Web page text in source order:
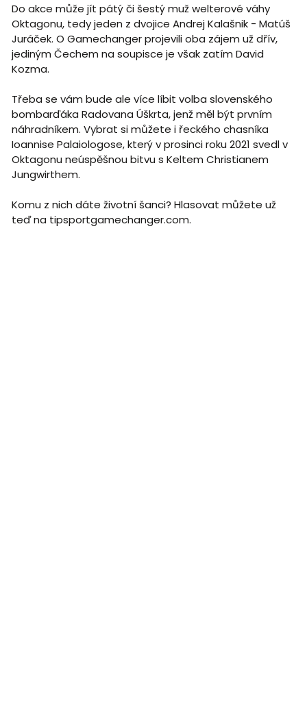
Do akce může jít pátý či šestý muž welterové váhy
Oktagonu, tedy jeden z dvojice Andrej Kalašnik - Matúš
Juráček. O Gamechanger projevili oba zájem už dřív,
jediným Čechem na soupisce je však zatím David
Kozma.
Třeba se vám bude ale více líbit volba slovenského
bombarďáka Radovana Úškrta, jenž měl být prvním
náhradníkem. Vybrat si můžete i řeckého chasníka
Ioannise Palaiologose, který v prosinci roku 2021 svedl v
Oktagonu neúspěšnou bitvu s Keltem Christianem
Jungwirthem.
Komu z nich dáte životní šanci? Hlasovat můžete už
teď na tipsportgamechanger.com.